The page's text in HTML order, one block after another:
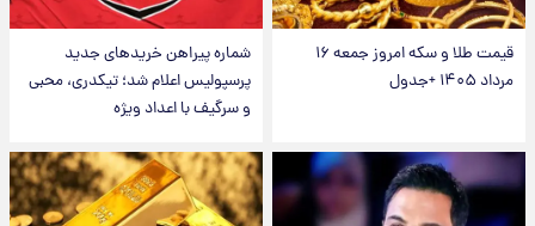
قیمت طلا و سکه امروز جمعه ۱۶
مرداد ۱۴۰۵ +جدول
شماره پیراهن خریدهای جدید
پرسپولیس اعلام شد؛ تیکدری، محبی
و سرگیف با اعداد ویژه